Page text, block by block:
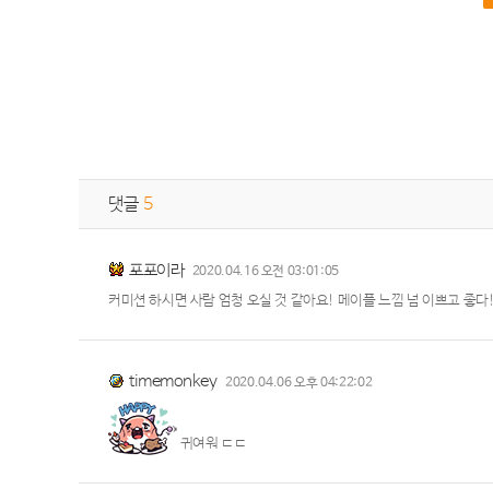
댓글 5
포포이라 2020.04.16 오전 03:01:05
커미션 하시면 사람 엄청 오실 것 같아요! 메이플 느낌 넘 이쁘고 좋다!
timemonkey 2020.04.06 오후 04:22:02
귀여워 ㄷㄷ